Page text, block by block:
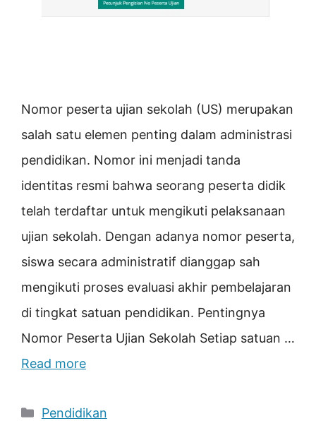
Nomor peserta ujian sekolah (US) merupakan
salah satu elemen penting dalam administrasi
pendidikan. Nomor ini menjadi tanda
identitas resmi bahwa seorang peserta didik
telah terdaftar untuk mengikuti pelaksanaan
ujian sekolah. Dengan adanya nomor peserta,
siswa secara administratif dianggap sah
mengikuti proses evaluasi akhir pembelajaran
di tingkat satuan pendidikan. Pentingnya
Nomor Peserta Ujian Sekolah Setiap satuan …
Read more
Categories
Pendidikan